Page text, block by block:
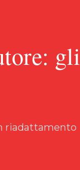
gli
riadattamento